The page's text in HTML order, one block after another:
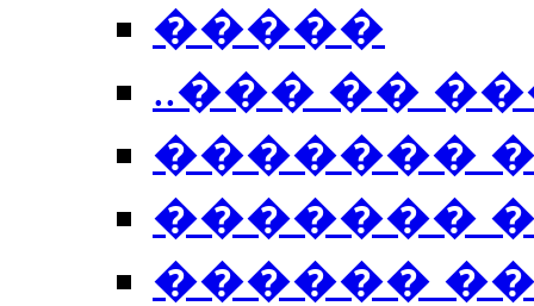
�����
..��� ��
�������
�������
������